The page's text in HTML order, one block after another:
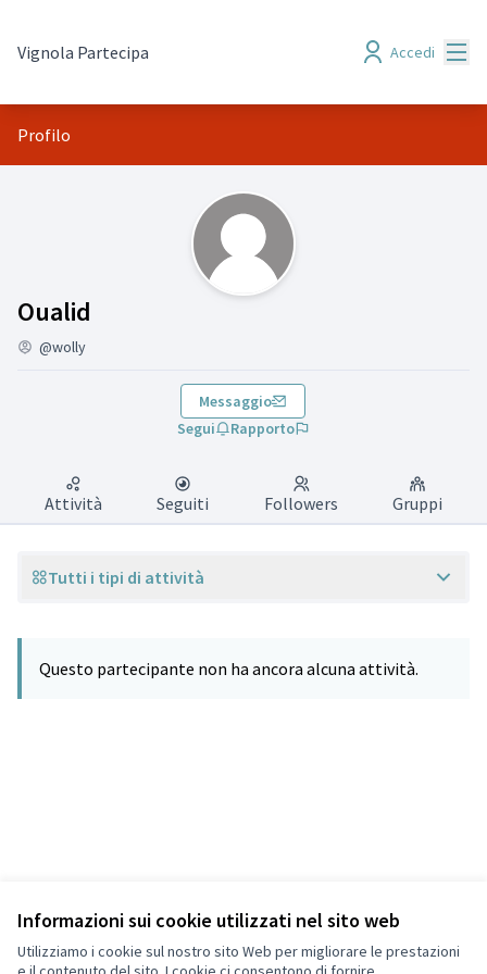
Informazioni sui cookie utilizzati nel sito web
Utilizziamo i cookie sul nostro sito Web per migliorare le prestazioni
Vignola Partecipa Accedi
Profilo
Oualid
(Oualid)
@wolly
Messaggio
Segui
Rapporto
Attività Seguiti Followers Gruppi
Tutti i tipi di attività
Questo partecipante non ha ancora alcuna attività.
Termini di servizio
Impostazioni dei cookie